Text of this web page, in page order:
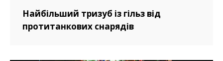
Найбільший тризуб із гільз від
протитанкових снарядів